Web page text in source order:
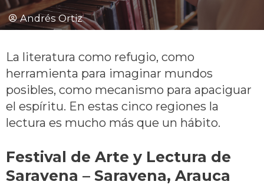
Andrés Ortiz
La literatura como refugio, como
herramienta para imaginar mundos
posibles, como mecanismo para apaciguar
el espíritu. En estas cinco regiones la
lectura es mucho más que un hábito.
Festival de Arte y Lectura de
Saravena – Saravena, Arauca